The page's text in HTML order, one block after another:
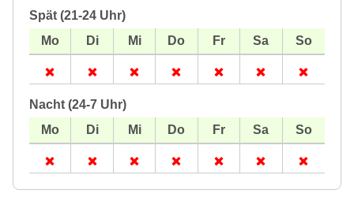
Spät (21-24 Uhr)
Nacht (24-7 Uhr)